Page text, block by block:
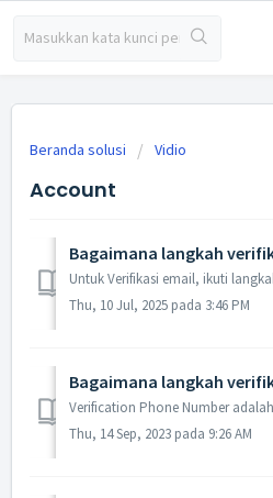
Beranda solusi Vidio
Account
Bagaimana langkah
Thu, 10 Jul, 2025 pada 3:46 PM
Bagaimana langkah
Thu, 14 Sep, 2023 pada 9:26 AM